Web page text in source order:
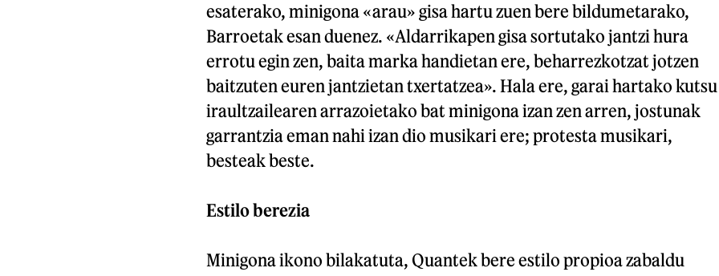
esaterako, minigona «arau» gisa hartu zuen bere bildumetarako,
Barroetak esan duenez. «Aldarrikapen gisa sortutako jantzi hura
errotu egin zen, baita marka handietan ere, beharrezkotzat jotzen
baitzuten euren jantzietan txertatzea». Hala ere, garai hartako kutsu
iraultzailearen arrazoietako bat minigona izan zen arren, jostunak
garrantzia eman nahi izan dio musikari ere; protesta musikari,
besteak beste.
Estilo berezia
Minigona ikono bilakatuta, Quantek bere estilo propioa zabaldu